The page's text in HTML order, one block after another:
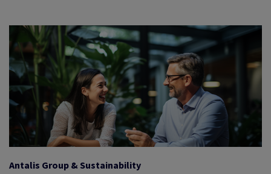
Antalis Group & Sustainability